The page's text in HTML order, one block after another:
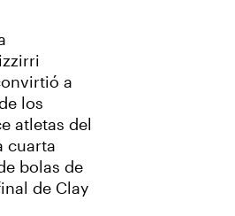
a
los
atletas del
cuarta
bolas de
de Clay